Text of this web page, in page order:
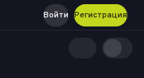
Регистрация
Войти